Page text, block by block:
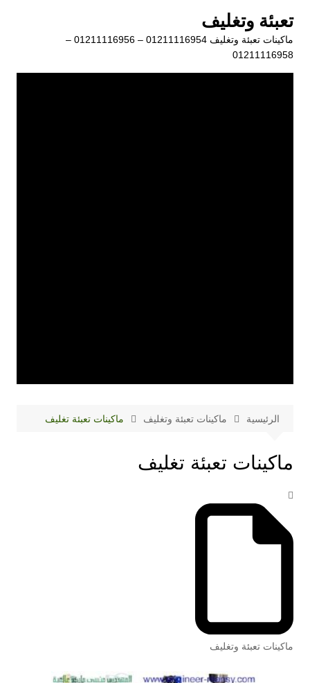
المحتوى
تعبئة وتغليف
ماكينات تعبئة وتغليف 01211116954 – 01211116956 –
01211116958
الرئيسية ماكينات تعبئة وتغليف ماكينات تعبئة تغليف
ماكينات تعبئة تغليف
ماكينات تعبئة وتغليف